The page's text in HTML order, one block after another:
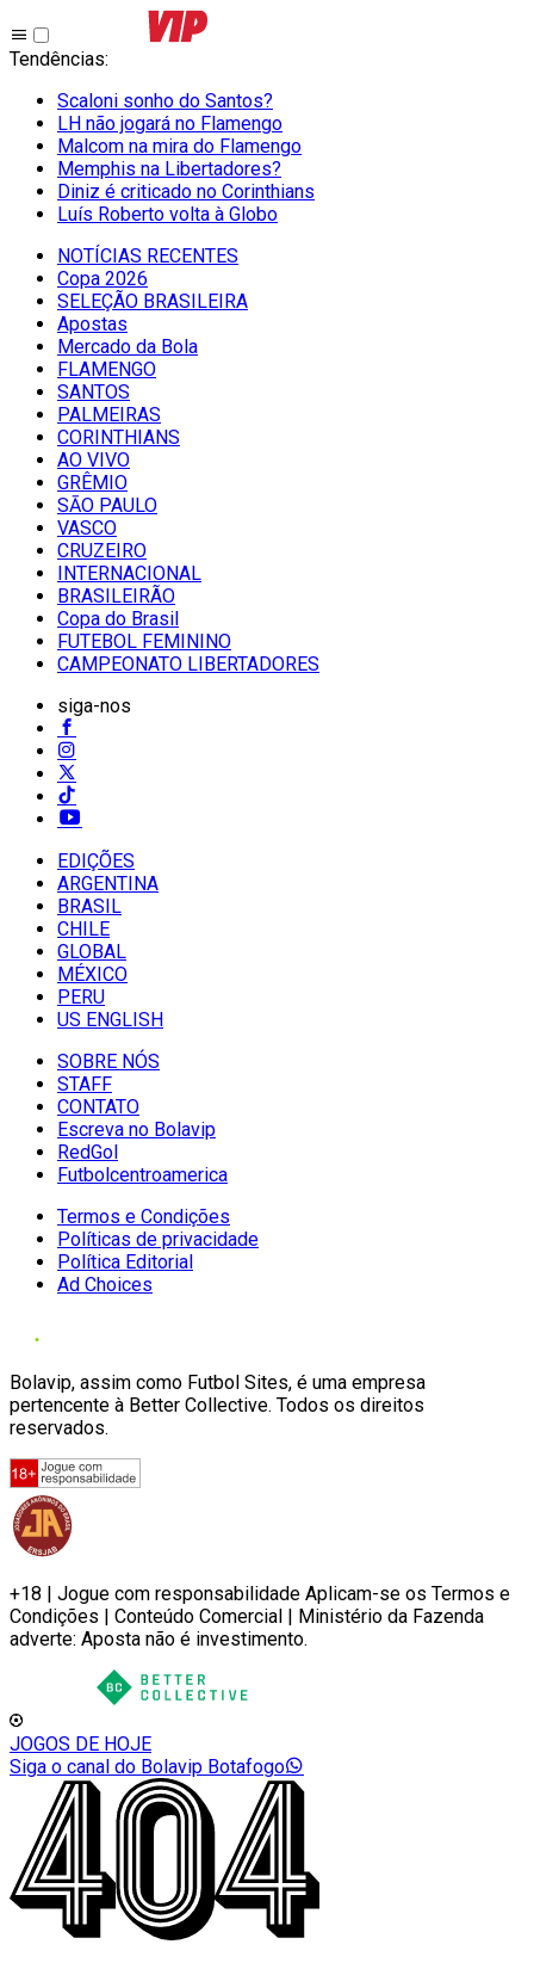
Tendências:
Scaloni sonho do Santos?
LH não jogará no Flamengo
Malcom na mira do Flamengo
Memphis na Libertadores?
Diniz é criticado no Corinthians
Luís Roberto volta à Globo
NOTÍCIAS RECENTES
Copa 2026
SELEÇÃO BRASILEIRA
Apostas
Mercado da Bola
FLAMENGO
SANTOS
PALMEIRAS
CORINTHIANS
AO VIVO
GRÊMIO
SĀO PAULO
VASCO
CRUZEIRO
INTERNACIONAL
BRASILEIRÃO
Copa do Brasil
FUTEBOL FEMININO
CAMPEONATO LIBERTADORES
siga-nos
EDIÇÕES
ARGENTINA
BRASIL
CHILE
GLOBAL
MÉXICO
PERU
US ENGLISH
SOBRE NÓS
STAFF
CONTATO
Escreva no Bolavip
RedGol
Futbolcentroamerica
Termos e Condições
Políticas de privacidade
Política Editorial
Ad Choices
Bolavip, assim como Futbol Sites, é uma empresa
pertencente à Better Collective. Todos os direitos
reservados.
+18 | Jogue com responsabilidade Aplicam-se os Termos e
Condições | Conteúdo Comercial | Ministério da Fazenda
adverte: Aposta não é investimento.
JOGOS DE HOJE
Siga o canal do Bolavip Botafogo